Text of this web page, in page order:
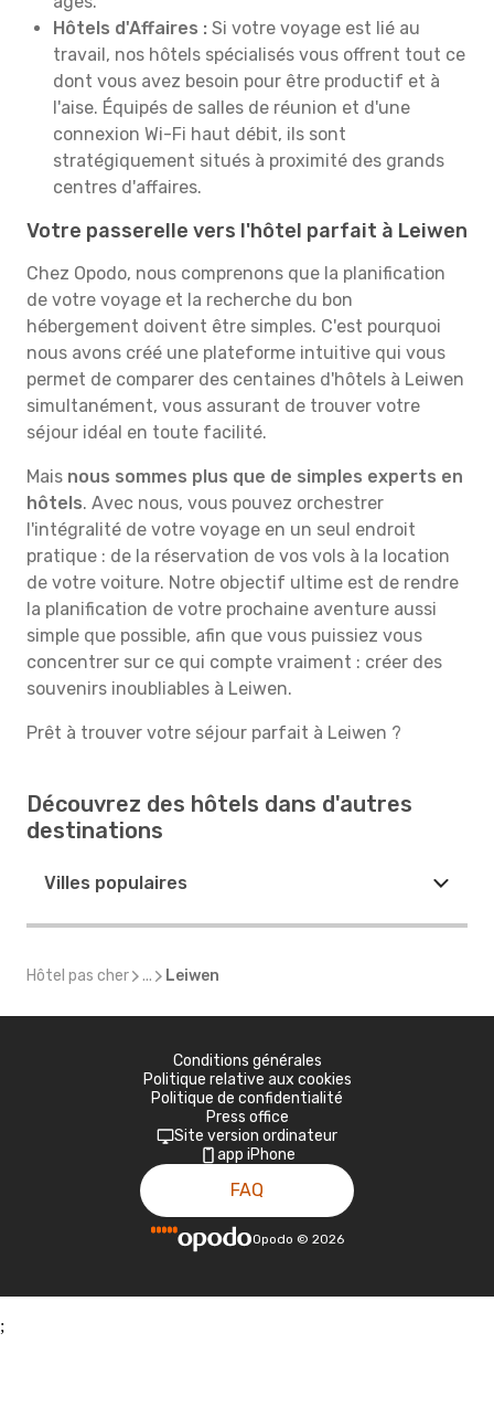
Hôtels d'Affaires : Si votre voyage est lié au
travail, nos hôtels spécialisés vous offrent tout ce
dont vous avez besoin pour être productif et à
l'aise. Équipés de salles de réunion et d'une
connexion Wi-Fi haut débit, ils sont
stratégiquement situés à proximité des grands
centres d'affaires.
Votre passerelle vers l'hôtel parfait à Leiwen
Chez Opodo, nous comprenons que la planification
de votre voyage et la recherche du bon
hébergement doivent être simples. C'est pourquoi
nous avons créé une plateforme intuitive qui vous
permet de comparer des centaines d'hôtels à Leiwen
simultanément, vous assurant de trouver votre
séjour idéal en toute facilité.
Mais nous sommes plus que de simples experts en
hôtels. Avec nous, vous pouvez orchestrer
l'intégralité de votre voyage en un seul endroit
pratique : de la réservation de vos vols à la location
de votre voiture. Notre objectif ultime est de rendre
la planification de votre prochaine aventure aussi
simple que possible, afin que vous puissiez vous
concentrer sur ce qui compte vraiment : créer des
souvenirs inoubliables à Leiwen.
Prêt à trouver votre séjour parfait à Leiwen ?
Découvrez des hôtels dans d'autres
destinations
Villes populaires
Hôtel pas cher ... Leiwen
Conditions générales
Politique relative aux cookies
Politique de confidentialité
Press office
Site version ordinateur
app iPhone
FAQ
Opodo © 2026
;